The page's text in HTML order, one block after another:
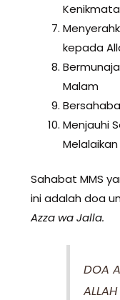
kepada
Malam
Menjauhi
Sahabat MMS
ini adalah doa
Azza wa Jalla.
DOA
ALLAH